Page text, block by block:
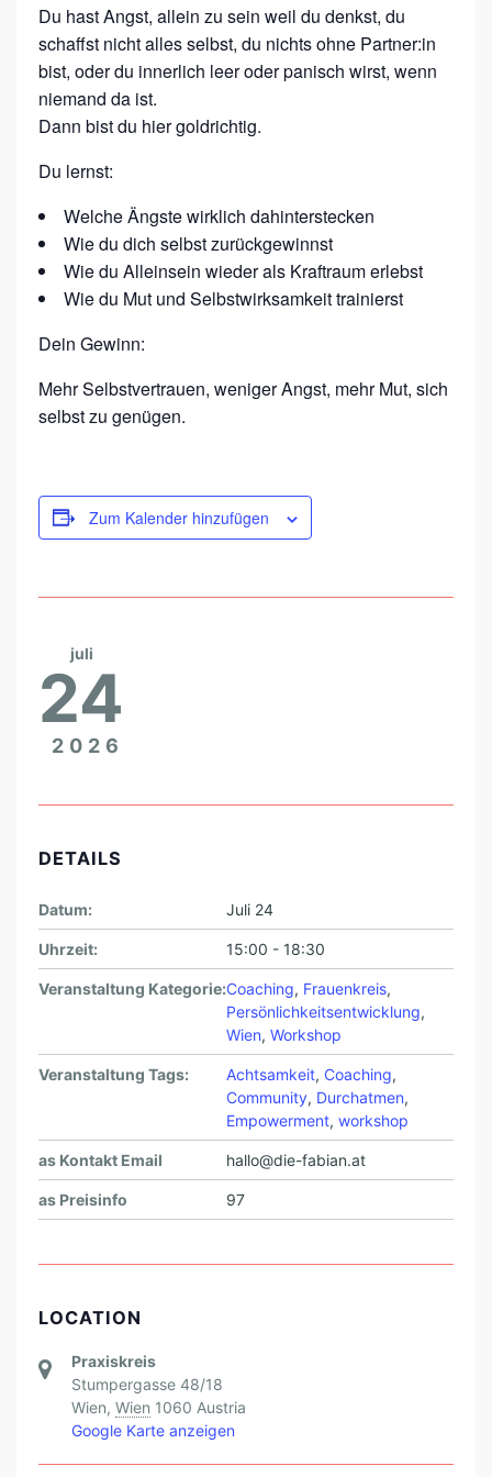
Z
T
D
I
S
P
I
N
E
?
!
Du hast Angst, allein zu sein weil du denkst, du
schaffst nicht alles selbst, du nichts ohne Partner:in
bist, oder du innerlich leer oder panisch wirst, wenn
niemand da ist.
Dann bist du hier goldrichtig.
Du lernst:
Welche Ängste wirklich dahinterstecken
Wie du dich selbst zurückgewinnst
Wie du Alleinsein wieder als Kraftraum erlebst
Wie du Mut und Selbstwirksamkeit trainierst
Dein Gewinn:
Mehr Selbstvertrauen, weniger Angst, mehr Mut, sich
selbst zu genügen.
Zum Kalender hinzufügen
juli
24
2026
DETAILS
Datum: Juli 24
Uhrzeit: 15:00 - 18:30
Veranstaltung Kategorie:Coaching, Frauenkreis,
Persönlichkeitsentwicklung,
Wien, Workshop
Veranstaltung Tags: Achtsamkeit, Coaching,
Community, Durchatmen,
Empowerment, workshop
as Kontakt Email hallo@die-fabian.at
as Preisinfo 97
LOCATION
Praxiskreis
Stumpergasse 48/18
Wien, Wien 1060 Austria
Google Karte anzeigen